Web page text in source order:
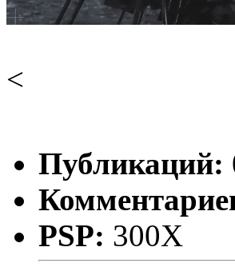
<
Публикаций:
PSP: 300X